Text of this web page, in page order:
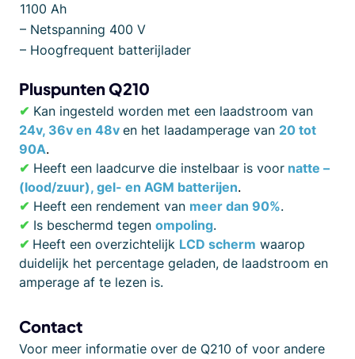
1100 Ah
– Netspanning 400 V
– Hoogfrequent batterijlader
Pluspunten Q210
✔ Kan ingesteld worden met een laadstroom van
24v, 36v en 48v en het laadamperage van 20 tot
90A.
✔ Heeft een laadcurve die instelbaar is voor natte –
(lood/zuur), gel- en AGM batterijen.
✔ Heeft een rendement van meer dan 90%.
✔ Is beschermd tegen ompoling.
✔ Heeft een overzichtelijk LCD scherm waarop
duidelijk het percentage geladen, de laadstroom en
amperage af te lezen is.
Contact
Voor meer informatie over de Q210 of voor andere